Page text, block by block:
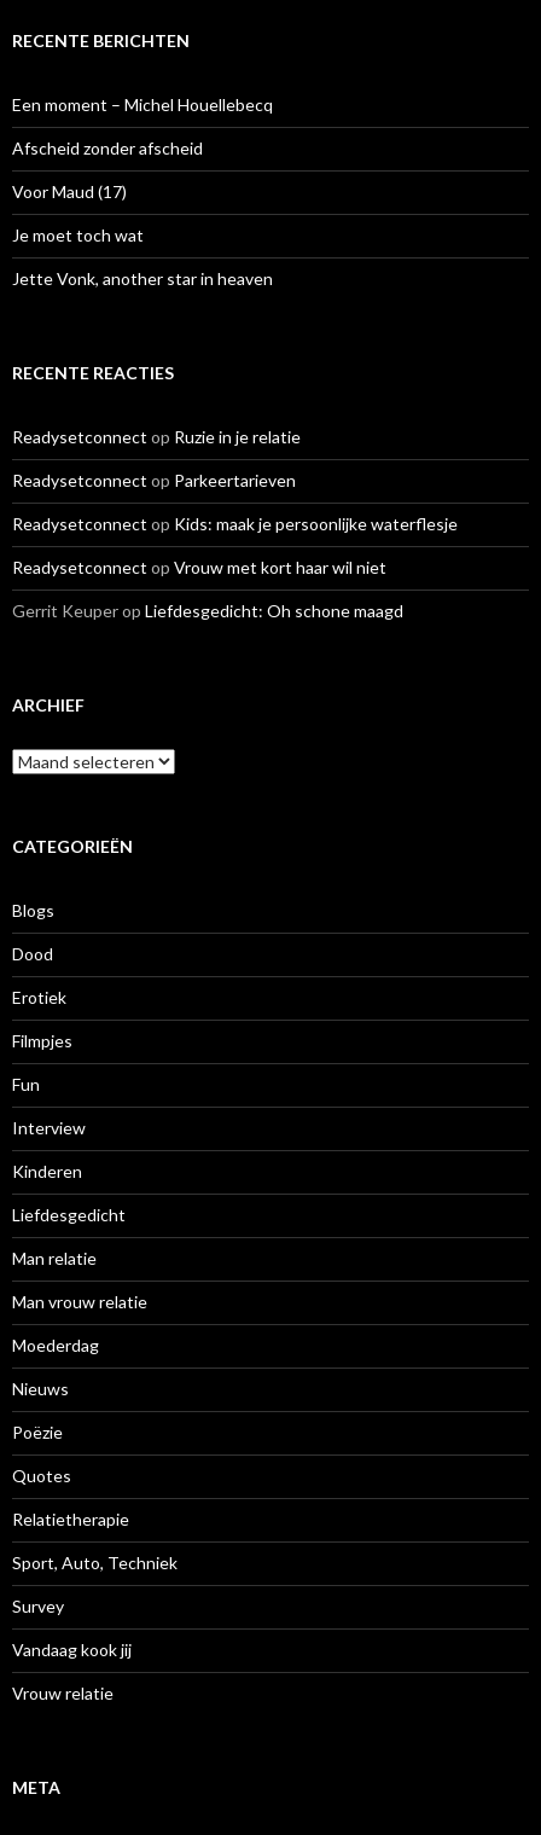
e
a
a
r
:
RECENTE BERICHTEN
Een moment – Michel Houellebecq
Afscheid zonder afscheid
Voor Maud (17)
Je moet toch wat
Jette Vonk, another star in heaven
RECENTE REACTIES
Readysetconnect op Ruzie in je relatie
Readysetconnect op Parkeertarieven
Readysetconnect op Kids: maak je persoonlijke waterflesje
Readysetconnect op Vrouw met kort haar wil niet
Gerrit Keuperop Liefdesgedicht: Oh schone maagd
ARCHIEF
A
r
iCATEGORIEËN
Blogs
Dood
Erotiek
Filmpjes
Fun
Interview
Kinderen
Liefdesgedicht
Man relatie
Man vrouw relatie
Moederdag
Nieuws
Poëzie
Quotes
Relatietherapie
Sport, Auto, Techniek
Survey
Vandaag kook jij
Vrouw relatie
META